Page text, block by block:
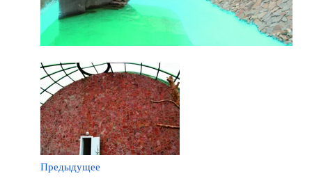
Предыдущее